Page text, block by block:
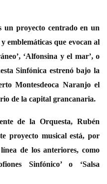
un proyecto centrado en un
emblemáticas que evocan al
‘Alfonsina y el mar’, o
Sinfónica estrenó bajo la
Montesdeoca Naranjo el
de la capital grancanaria.
de la Orquesta, Rubén
proyecto musical está, por
de los anteriores, como
Sinfónico’ o ‘Salsa